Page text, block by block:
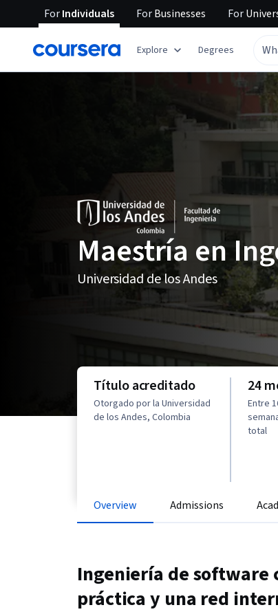
ForIndividuals ForBusinesses For
Explore Degrees
Maestría en
Universidad de los Andes
Título acreditado
Otorgado por la Universidad
de los Andes, Colombia
24
Entre
total
Overview Admissions
Ingeniería de software
práctica y una red